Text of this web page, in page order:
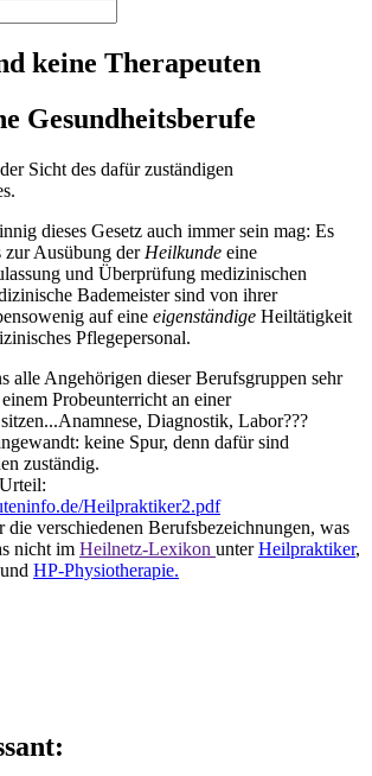
keine Therapeuten
Gesundheitsberufe
Sicht des dafür zuständigen
dieses Gesetz auch immer sein mag: Es
zur Ausübung der Heilkunde eine
und Überprüfung medizinischen
Bademeister sind von ihrer
auf eine eigenständige Heiltätigkeit
Pflegepersonal.
alle Angehörigen dieser Berufsgruppen sehr
Probeunterricht an einer
Diagnostik, Labor???
keine Spur, denn dafür sind
zuständig.
Heilpraktiker2.pdf
die verschiedenen Berufsbezeichnungen, was
nicht im Heilnetz-Lexikon unterHeilpraktiker,
und HP-Physiotherapie.